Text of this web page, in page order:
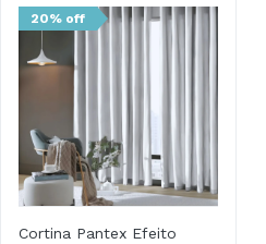
20% off
Cortina Pantex Efeito